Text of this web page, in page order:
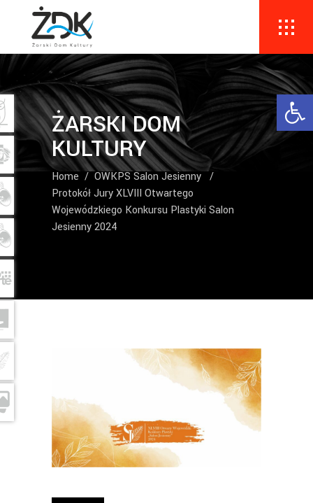
ŻARSKI DOM
KULTURY
Home/OWKPS Salon Jesienny/
Protokół Jury XLVIII Otwartego
Wojewódzkiego Konkursu Plastyki Salon
Jesienny 2024